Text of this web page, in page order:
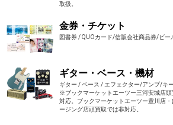
取扱。
金券・チケット
図書券 / QUOカード/信販会社商品券/ビ
ギター・ベース・機材
ギター / ベース / エフェクター/アンプ/キ
※ブックマーケットエーツー三河安城店
対応。ブックマーケットエーツー豊川店
ージング店頭買取では非対応。